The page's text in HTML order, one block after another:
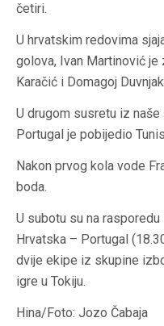
četiri.
U hrvatskim redovima
golova, Ivan Martinović je
Karačić i Domagoj
U drugom susretu iz
Portugal je pobijedio
Nakon prvog kola vode
boda.
U subotu su na
Hrvatska – Portugal
dvije ekipe iz skupine
igre u Tokiju.
Hina/Foto: Jozo Čabaja